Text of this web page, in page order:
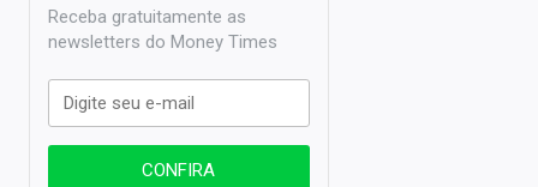
Receba gratuitamente as
newsletters do Money Times